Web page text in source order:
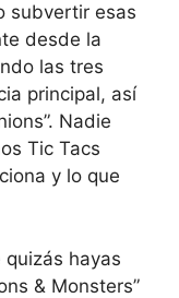
subvertir esas
desde la
las tres
principal, así
Nadie
Tic Tacs
y lo que
hayas
& Monsters”